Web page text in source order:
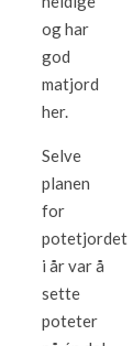
og har
god
matjord
her.
Selve
planen
for
potetjordet
i år var å
sette
poteter